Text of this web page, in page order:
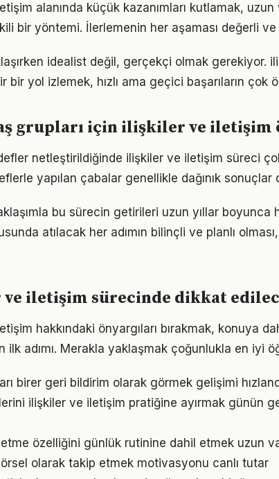
alanında küçük kazanımları kutlamak,
bir yöntemi. İlerlemenin her aşaması değerli
idealist değil, gerçekçi olmak gerekiyor.
bir yol izlemek, hızlı ama geçici başarıların çok
grupları için ilişkiler ve
netleştirildiğinde ilişkiler ve iletişim süreci
yapılan çabalar genellikle dağınık sonuçlar
bu sürecin getirileri uzun yıllar boyunca
atılacak her adımın bilinçli ve planlı olması,
iletişim sürecinde dikkat
hakkındaki önyargıları bırakmak, konuya
ilk adımı. Merakla yaklaşmak çoğunlukla en iyi
birer geri bildirim olarak görmek gelişimi
ilişkiler ve iletişim pratiğine ayırmak günün
özelliğini günlük rutinine dahil etmek uzun
olarak takip etmek motivasyonu canlı tutar